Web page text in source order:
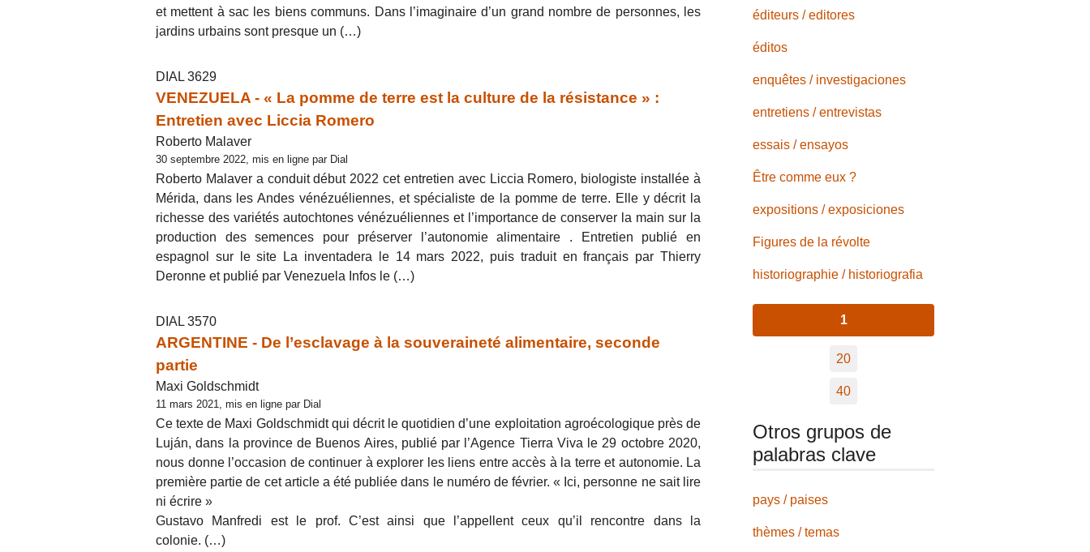
et mettent à sac les biens communs. Dans l’imaginaire d’un grand nombre de personnes, les
jardins urbains sont presque un (…)
DIAL 3629
VENEZUELA - « La pomme de terre est la culture de la résistance » :
Entretien avec Liccia Romero
Roberto Malaver
30 septembre 2022, mis en ligne par Dial
Roberto Malaver a conduit début 2022 cet entretien avec Liccia Romero, biologiste installée à
Mérida, dans les Andes vénézuéliennes, et spécialiste de la pomme de terre. Elle y décrit la
richesse des variétés autochtones vénézuéliennes et l’importance de conserver la main sur la
production des semences pour préserver l’autonomie alimentaire . Entretien publié en
espagnol sur le site La inventadera le 14 mars 2022, puis traduit en français par Thierry
Deronne et publié par Venezuela Infos le (…)
DIAL 3570
ARGENTINE - De l’esclavage à la souveraineté alimentaire, seconde
partie
Maxi Goldschmidt
11 mars 2021, mis en ligne par Dial
Ce texte de Maxi Goldschmidt qui décrit le quotidien d’une exploitation agroécologique près de
Luján, dans la province de Buenos Aires, publié par l’Agence Tierra Viva le 29 octobre 2020,
nous donne l’occasion de continuer à explorer les liens entre accès à la terre et autonomie. La
première partie de cet article a été publiée dans le numéro de février. « Ici, personne ne sait lire
ni écrire »
Gustavo Manfredi est le prof. C’est ainsi que l’appellent ceux qu’il rencontre dans la
colonie. (…)
éditeurs / editores
éditos
enquêtes / investigaciones
entretiens / entrevistas
essais / ensayos
Être comme eux ?
expositions / exposiciones
Figures de la révolte
historiographie / historiografia
1
20
40
Otros grupos de
palabras clave
pays / paises
thèmes / temas